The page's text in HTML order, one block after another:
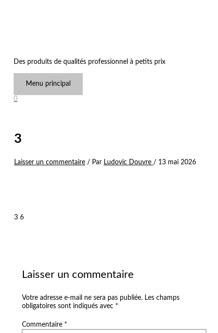
Des produits de qualités professionnel à petits prix
Menu principal
0
3
Laisser un commentaire / Par Ludovic Douvre / 13 mai 2026
3 6
Laisser un commentaire
Votre adresse e-mail ne sera pas publiée. Les champs
obligatoires sont indiqués avec *
Commentaire *